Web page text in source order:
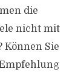
die
nicht mit
Können Sie